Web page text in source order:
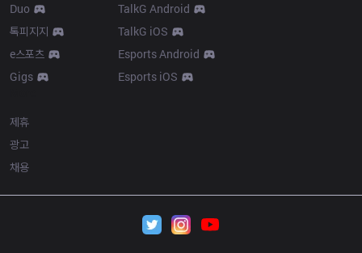
Duo
톡피지지
e스포츠
Gigs
TalkG Android
TalkG iOS
Esports Android
Esports iOS
제휴
광고
채용